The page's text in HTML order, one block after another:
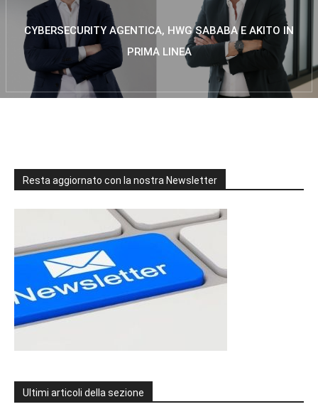
CYBERSECURITY AGENTICA, HWG SABABA E AKITO IN
PRIMA LINEA
Resta aggiornato con la nostra Newsletter
Ultimi articoli della sezione